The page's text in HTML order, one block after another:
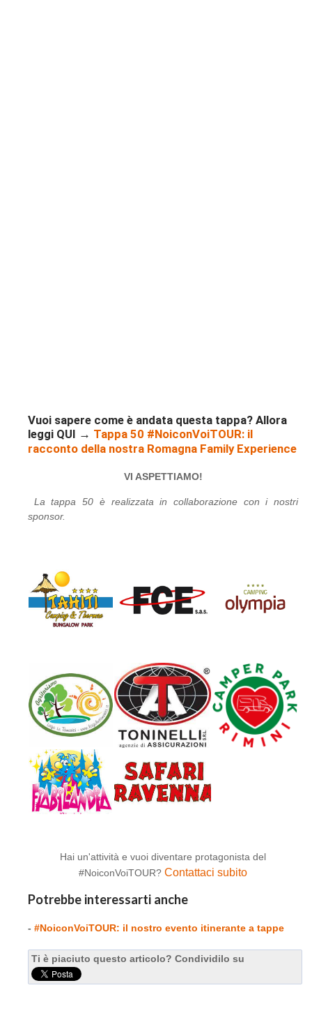
Vuoi sapere come è andata questa tappa? Allora
leggi QUI → Tappa 50 #NoiconVoiTOUR: il
racconto della nostra Romagna Family Experience
VI ASPETTIAMO!
La tappa 50 è realizzata in collaborazione con i nostri
sponsor.
Hai un'attività e vuoi diventare protagonista del
#NoiconVoiTOUR? Contattaci subito
Potrebbe interessarti anche
- #NoiconVoiTOUR: il nostro evento itinerante a tappe
Ti è piaciuto questo articolo? Condividilo su